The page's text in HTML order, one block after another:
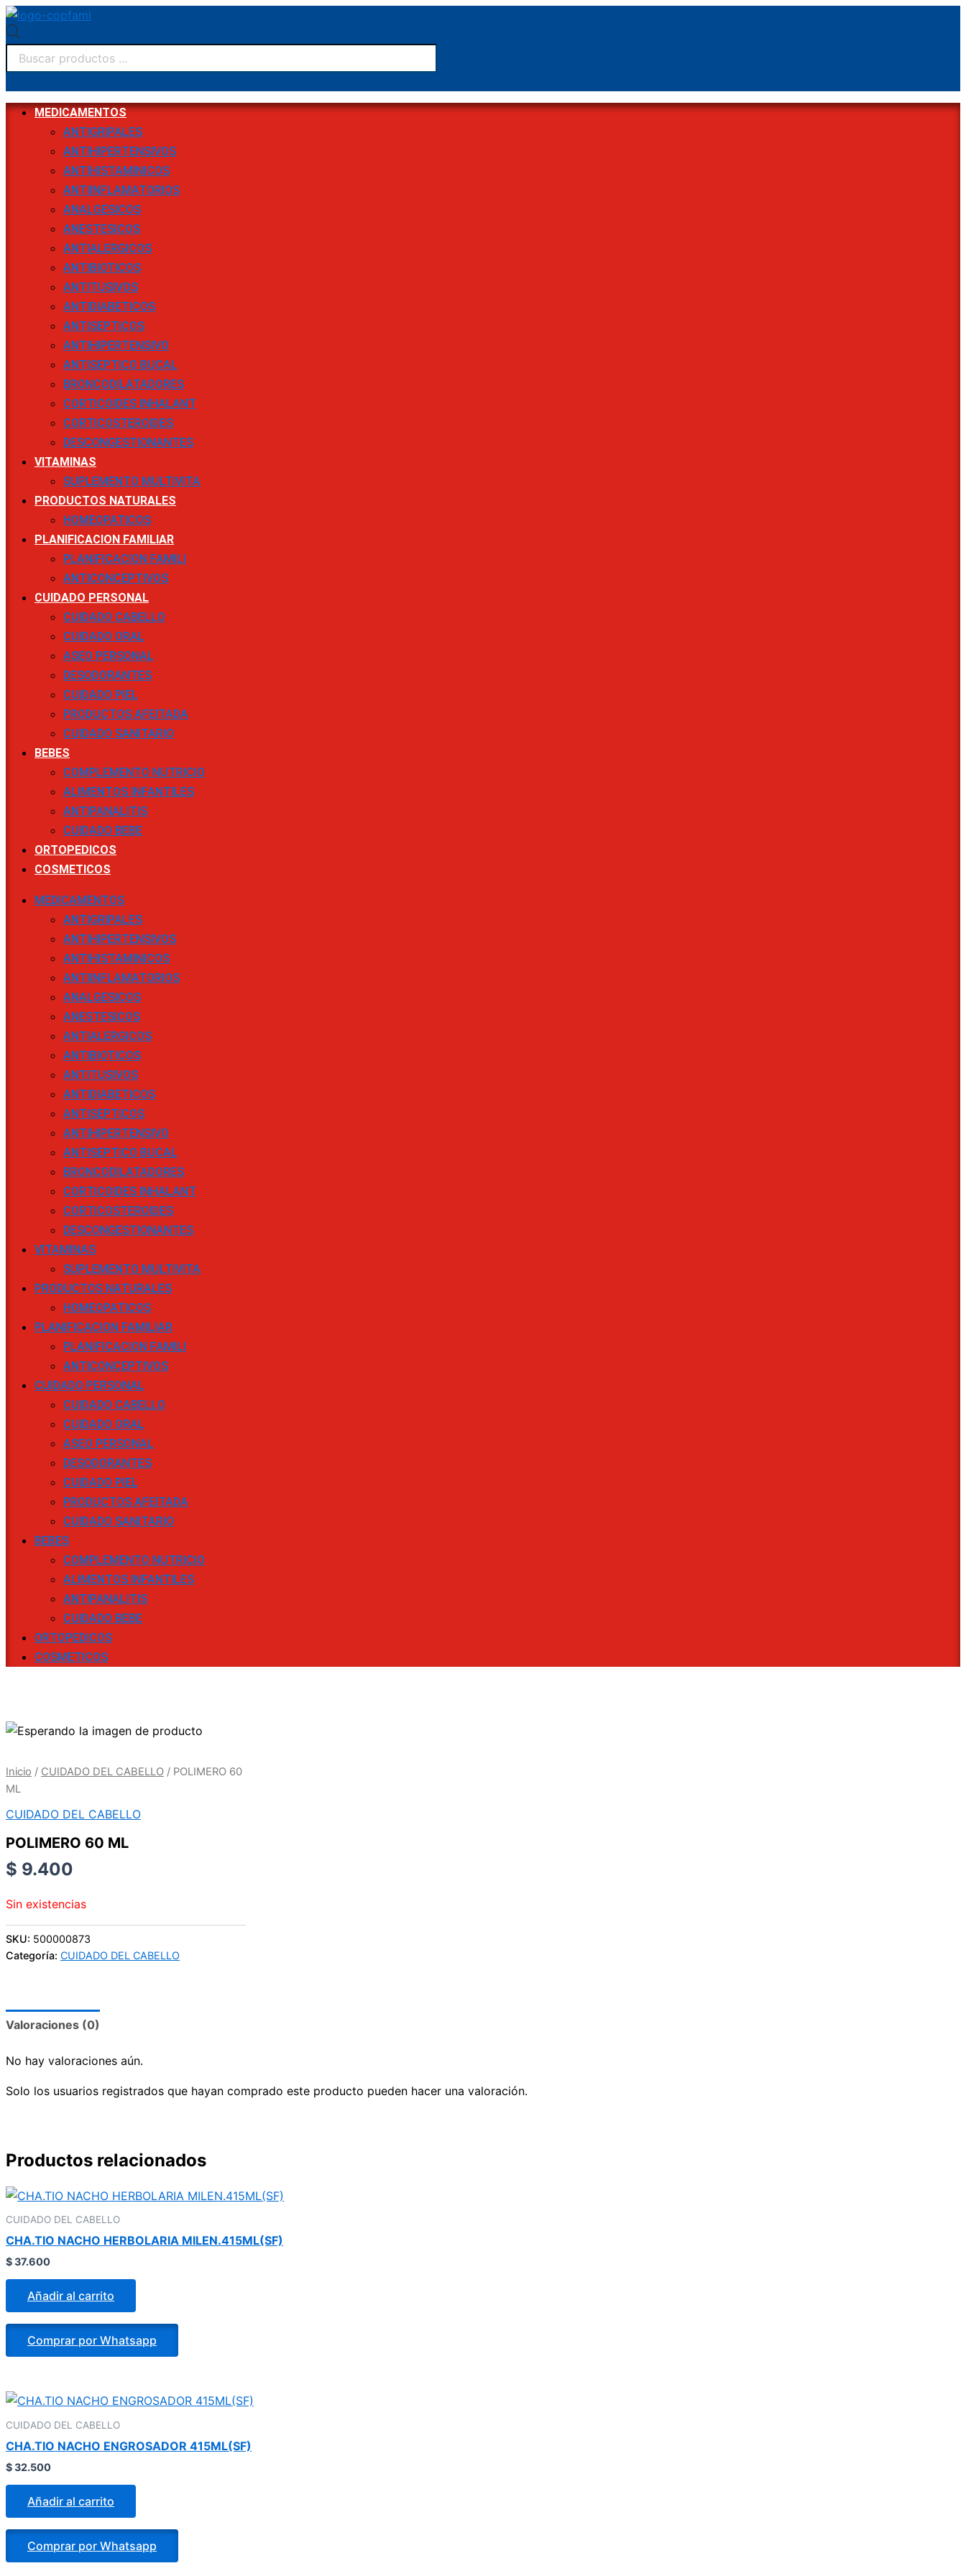
Ir
al
contenido
Búsqueda
de
productos
MEDICAMENTOS
ANTIGRIPALES
ANTIHIPERTENSIVOS
ANTIHISTAMINICOS
ANTIINFLAMATORIOS
ANALGESICOS
ANESTESICOS
ANTIALERGICOS
ANTIBIOTICOS
ANTITUSIVOS
ANTIDIABETICOS
ANTISEPTICOS
ANTIHIPERTENSIVO
ANTISEPTICO BUCAL
BRONCODILATADORES
CORTICOIDES INHALANT
CORTICOSTEROIDES
DESCONGESTIONANTES
VITAMINAS
SUPLEMENTO MULTIVITA
PRODUCTOS NATURALES
HOMEOPATICOS
PLANIFICACION FAMILIAR
PLANIFICACION FAMILI
ANTICONCEPTIVOS
CUIDADO PERSONAL
CUIDADO CABELLO
CUIDADO ORAL
ASEO PERSONAL
DESODORANTES
CUIDADO PIEL
PRODUCTOS AFEITADA
CUIDADO SANITARIO
BEBES
COMPLEMENTO NUTRICIO
ALIMENTOS INFANTILES
ANTIPANALITIS
CUIDADO BEBE
ORTOPEDICOS
COSMETICOS
MEDICAMENTOS
ANTIGRIPALES
ANTIHIPERTENSIVOS
ANTIHISTAMINICOS
ANTIINFLAMATORIOS
ANALGESICOS
ANESTESICOS
ANTIALERGICOS
ANTIBIOTICOS
ANTITUSIVOS
ANTIDIABETICOS
ANTISEPTICOS
ANTIHIPERTENSIVO
ANTISEPTICO BUCAL
BRONCODILATADORES
CORTICOIDES INHALANT
CORTICOSTEROIDES
DESCONGESTIONANTES
VITAMINAS
SUPLEMENTO MULTIVITA
PRODUCTOS NATURALES
HOMEOPATICOS
PLANIFICACION FAMILIAR
PLANIFICACION FAMILI
ANTICONCEPTIVOS
CUIDADO PERSONAL
CUIDADO CABELLO
CUIDADO ORAL
ASEO PERSONAL
DESODORANTES
CUIDADO PIEL
PRODUCTOS AFEITADA
CUIDADO SANITARIO
BEBES
COMPLEMENTO NUTRICIO
ALIMENTOS INFANTILES
ANTIPANALITIS
CUIDADO BEBE
ORTOPEDICOS
COSMETICOS
Inicio / CUIDADO DEL CABELLO / POLIMERO 60
ML
CUIDADO DEL CABELLO
POLIMERO 60 ML
$ 9.400
Sin existencias
SKU: 500000873
Categoría: CUIDADO DEL CABELLO
Valoraciones (0)
No hay valoraciones aún.
Solo los usuarios registrados que hayan comprado este producto pueden hacer una valoración.
Productos relacionados
CUIDADO DEL CABELLO
CHA.TIO NACHO HERBOLARIA MILEN.415ML(SF)
$37.600
Añadir al carrito
Comprar por Whatsapp
CUIDADO DEL CABELLO
CHA.TIO NACHO ENGROSADOR 415ML(SF)
$32.500
Añadir al carrito
Comprar por Whatsapp